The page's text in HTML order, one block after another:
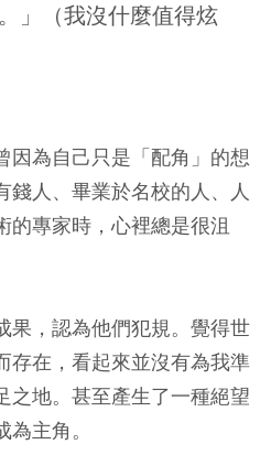
」（我沒什麼值得炫
因為自己只是「配角」的想
錢人、畢業於名校的人、人
的專家時，心裡總是很沮
果，認為他們犯規。覺得世
存在，看起來並沒有為我準
之地。甚至產生了一種絕望
主角。